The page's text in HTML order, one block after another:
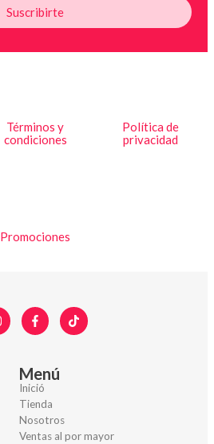
Suscribirte
Términos y
condiciones
Política de
privacidad
Promociones
Menú
Inició
Tienda
Nosotros
Ventas al por mayor